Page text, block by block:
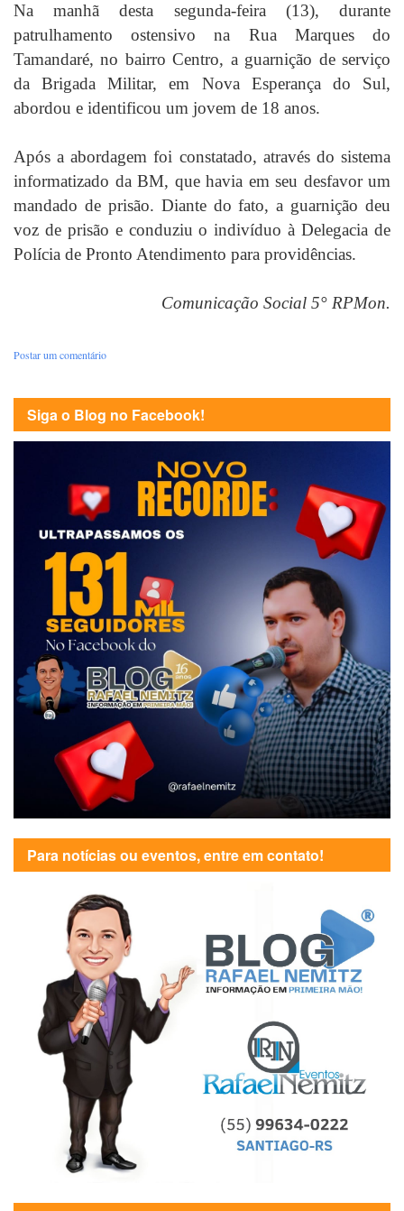
Na manhã desta segunda-feira (13), durante
patrulhamento ostensivo na Rua Marques do
Tamandaré, no bairro Centro, a guarnição de serviço
da Brigada Militar, em Nova Esperança do Sul,
abordou e identificou um jovem de 18 anos.
Após a abordagem foi constatado, através do sistema
informatizado da BM, que havia em seu desfavor um
mandado de prisão. Diante do fato, a guarnição deu
voz de prisão e conduziu o indivíduo à Delegacia de
Polícia de Pronto Atendimento para providências.
Comunicação Social 5° RPMon.
Postar um comentário
Siga o Blog no Facebook!
Para notícias ou eventos, entre em contato!